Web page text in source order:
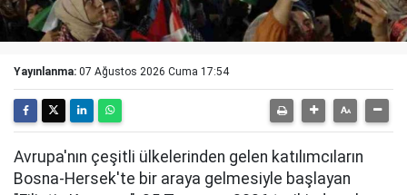
Yayınlanma: 07 Ağustos 2026 Cuma 17:54
Avrupa'nın çeşitli ülkelerinden gelen katılımcıların
Bosna-Hersek'te bir araya gelmesiyle başlayan